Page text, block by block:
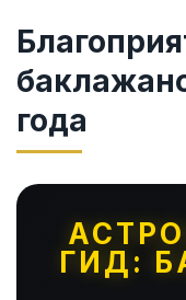
года
ГИД: